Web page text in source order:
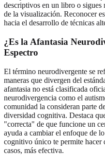
descriptivos en un libro o sigues
de la visualización. Reconocer
hacia el desarrollo de técnicas
¿Es la Afantasia
Espectro
El término neurodivergente se
maneras que divergen del
afantasia no está clasificada
neurodivergencia como el
comunidad la consideran parte
diversidad cognitiva. Destaca
"correcta" de que funcione un
ayuda a cambiar el enfoque de
cognitivo único te permite hacer
casos, más efectiva.